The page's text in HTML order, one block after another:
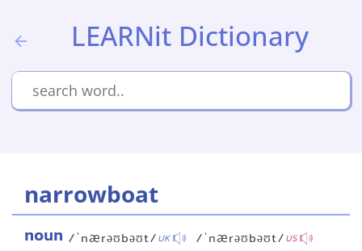
LEARNit Dictionary
narrowboat
noun /ˈnærəʊbəʊt/UK /ˈnærəʊbəʊt/US